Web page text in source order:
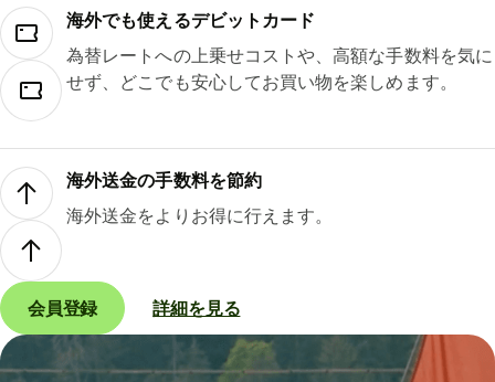
海外でも使えるデビットカード
為替レートへの上乗せコストや、高額な手数料を気に
せず、どこでも安心してお買い物を楽しめます。
海外送金の手数料を節約
海外送金をよりお得に行えます。
会員登録 詳細を見る